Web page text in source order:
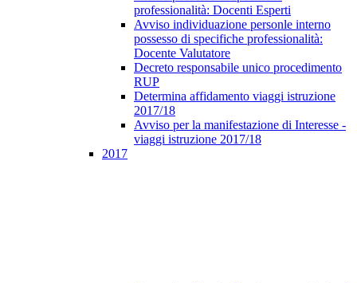
professionalità: Docenti Esperti
Avviso individuazione personle interno
possesso di specifiche professionalità:
Docente Valutatore
Decreto responsabile unico procedimento
RUP
Determina affidamento viaggi istruzione
2017/18
Avviso per la manifestazione di Interesse -
viaggi istruzione 2017/18
2017